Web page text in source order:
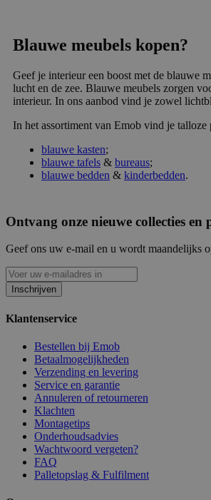
Blauwe meubels kopen?
Geef je interieur een boost met de blauwe
lucht en de zee. Blauwe meubels zorgen
interieur. In ons aanbod vind je zowel
In het assortiment van Emob vind je
blauwe kasten;
blauwe tafels & bureaus;
blauwe bedden & kinderbedden.
Ontvang onze nieuwe collecties en
Geef ons uw e-mail en u wordt maandelijks
Inschrijven
Klantenservice
Bestellen bij Emob
Betaalmogelijkheden
Verzending en levering
Service en garantie
Annuleren of retourneren
Klachten
Montagetips
Onderhoudsadvies
Wachtwoord vergeten?
FAQ
Palletopslag & Fulfilment